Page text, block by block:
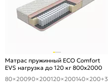
Матрас пружинный ECO Comfort
EVS нагрузка до 120 кг 800x2000
80×20090×200120×200140×200+3